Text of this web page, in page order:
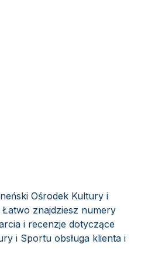
Ośrodek Kultury i
Łatwo znajdziesz numery
i recenzje dotyczące
i Sportu obsługa klienta i